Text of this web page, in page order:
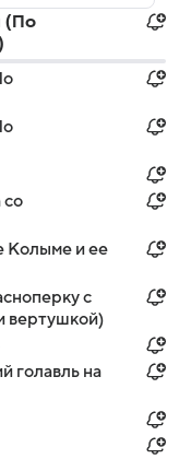
(По
Колыме и ее
с
вертушкой)
голавль на